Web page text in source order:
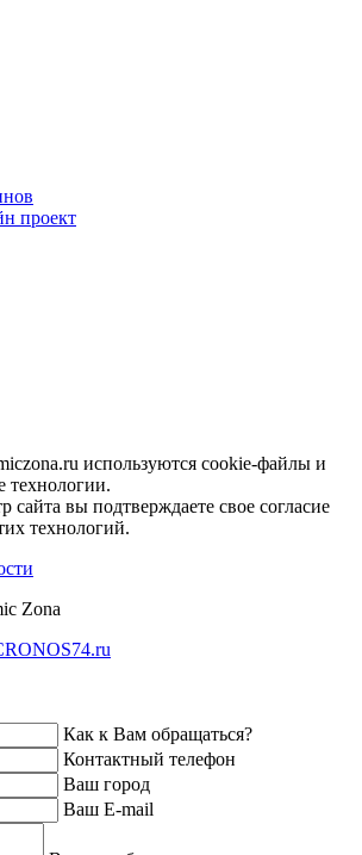
проект
используются coоkie-файлы и
технологии.
сайта вы подтверждаете свое согласие
технологий.
Zona
Как к Вам обращаться?
Контактный телефон
Ваш город
Ваш E-mail